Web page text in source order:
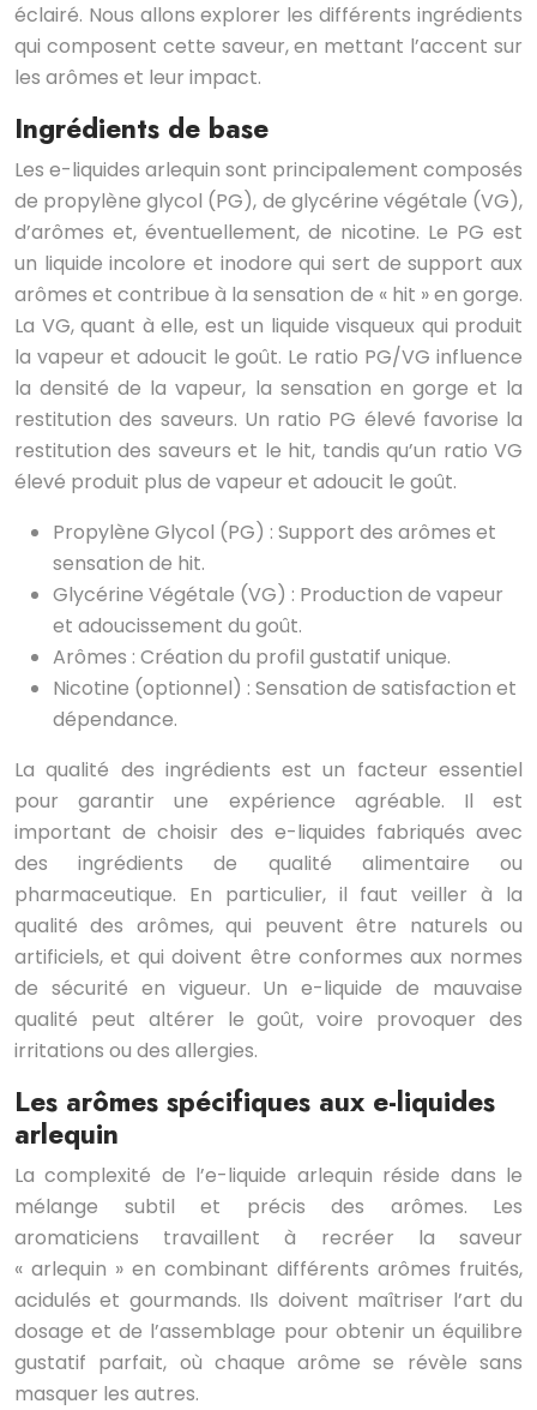
éclairé. Nous allons explorer les différents ingrédients
qui composent cette saveur, en mettant l’accent sur
les arômes et leur impact.
Ingrédients de base
Les e-liquides arlequin sont principalement composés
de propylène glycol (PG), de glycérine végétale (VG),
d’arômes et, éventuellement, de nicotine. Le PG est
un liquide incolore et inodore qui sert de support aux
arômes et contribue à la sensation de « hit » en gorge.
La VG, quant à elle, est un liquide visqueux qui produit
la vapeur et adoucit le goût. Le ratio PG/VG influence
la densité de la vapeur, la sensation en gorge et la
restitution des saveurs. Un ratio PG élevé favorise la
restitution des saveurs et le hit, tandis qu’un ratio VG
élevé produit plus de vapeur et adoucit le goût.
Propylène Glycol (PG) : Support des arômes et
sensation de hit.
Glycérine Végétale (VG) : Production de vapeur
et adoucissement du goût.
Arômes : Création du profil gustatif unique.
Nicotine (optionnel) : Sensation de satisfaction et
dépendance.
La qualité des ingrédients est un facteur essentiel
pour garantir une expérience agréable. Il est
important de choisir des e-liquides fabriqués avec
des ingrédients de qualité alimentaire ou
pharmaceutique. En particulier, il faut veiller à la
qualité des arômes, qui peuvent être naturels ou
artificiels, et qui doivent être conformes aux normes
de sécurité en vigueur. Un e-liquide de mauvaise
qualité peut altérer le goût, voire provoquer des
irritations ou des allergies.
Les arômes spécifiques aux e-liquides
arlequin
La complexité de l’e-liquide arlequin réside dans le
mélange subtil et précis des arômes. Les
aromaticiens travaillent à recréer la saveur
« arlequin » en combinant différents arômes fruités,
acidulés et gourmands. Ils doivent maîtriser l’art du
dosage et de l’assemblage pour obtenir un équilibre
gustatif parfait, où chaque arôme se révèle sans
masquer les autres.